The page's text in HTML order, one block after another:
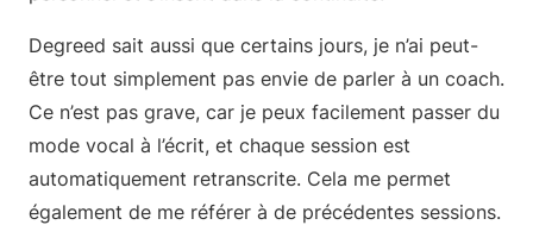
Degreed sait aussi que certains jours, je n’ai peut-
être tout simplement pas envie de parler à un coach.
Ce n’est pas grave, car je peux facilement passer du
mode vocal à l’écrit, et chaque session est
automatiquement retranscrite. Cela me permet
également de me référer à de précédentes sessions.